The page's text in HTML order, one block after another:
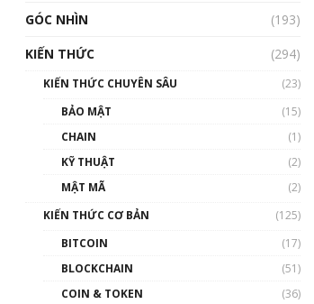
nhân vật ảnh hưởng nhất
hệ sinh thái tiền mã hoá |
Blockchain
Nhân sự tương lại ngành
Blockchain Việt Nam | Phổ
cập Blockchain
GÓC NHÌN
(193)
KIẾN THỨC
(294)
KIẾN THỨC CHUYÊN SÂU
(23)
BẢO MẬT
(15)
CHAIN
(1)
KỸ THUẬT
(2)
MẬT MÃ
(2)
KIẾN THỨC CƠ BẢN
(125)
BITCOIN
(17)
BLOCKCHAIN
(51)
COIN & TOKEN
(36)